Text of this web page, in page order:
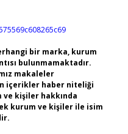
bir marka, kurum
bulunmamaktadır.
makaleler
içerikler haber niteliği
kişiler hakkında
kurum ve kişiler ile isim